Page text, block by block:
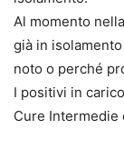
Al momento
già in
noto o perché
I positivi in
Cure Intermedie